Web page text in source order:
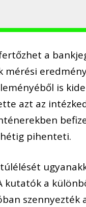
a
is
azt az
pihenteti.
kutatók a
szennyezték